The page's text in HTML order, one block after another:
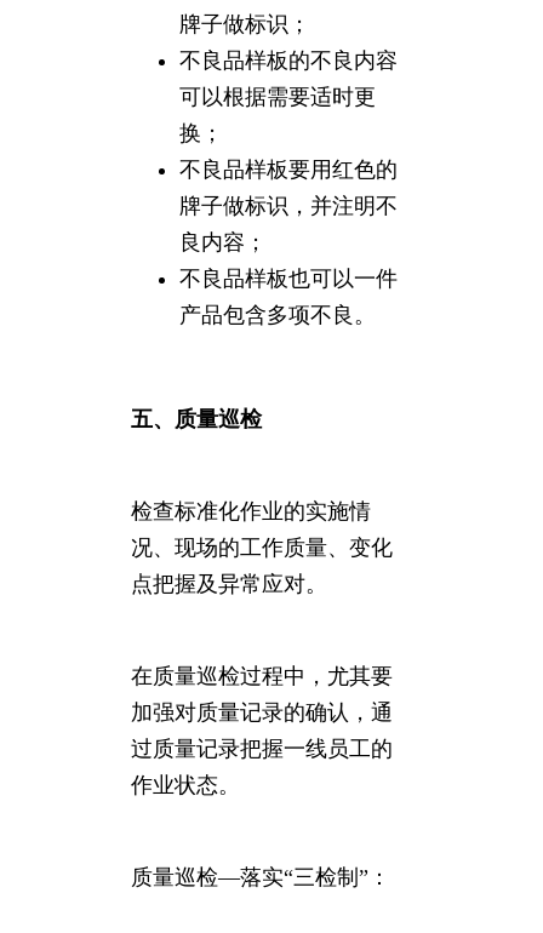
牌子做标识；
不良品样板的不良内容
可以根据需要适时更
换；
不良品样板要用红色的
牌子做标识，并注明不
良内容；
不良品样板也可以一件
产品包含多项不良。
五、质量巡检
检查标准化作业的实施情
况、现场的工作质量、变化
点把握及异常应对。
在质量巡检过程中，尤其要
加强对质量记录的确认，通
过质量记录把握一线员工的
作业状态。
质量巡检—落实“三检制”：